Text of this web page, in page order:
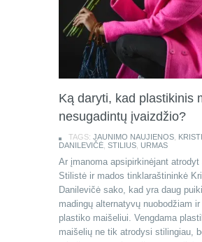
Ką daryti, kad plastikinis
nesugadintų įvaizdžio?
TAGS: JAUNIMO NAUJIENOS
DANILEVIČĖ STILIUS URMAS
Ar įmanoma apsipirkinėjant atrodyt
Stilistė ir mados tinklaraštininkė
Danilevičė sako, kad yra daug
madingų alternatyvų nuobodžiam
plastiko maišeliui. Vengdama
maišelių ne tik atrodysi stilingiau,